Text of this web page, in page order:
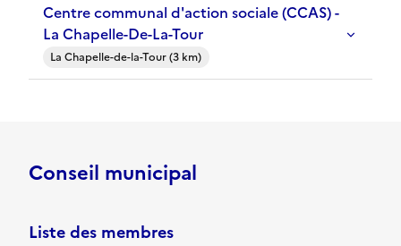
Centre communal d'action sociale (CCAS) -
La Chapelle-De-La-Tour
La Chapelle-de-la-Tour (3 km)
Conseil municipal
Liste des membres